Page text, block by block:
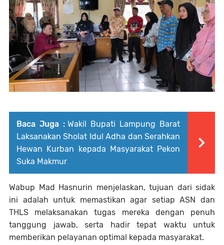
Baca Juga : Wakil Bupati Lampung Barat
Laksanakan Sholat Idul Adha dan Serahkan
Hewan Kurban kepada Masyarakat Pekon
Suka Makmur
Wabup Mad Hasnurin menjelaskan, tujuan dari sidak
ini adalah untuk memastikan agar setiap ASN dan
THLS melaksanakan tugas mereka dengan penuh
tanggung jawab, serta hadir tepat waktu untuk
memberikan pelayanan optimal kepada masyarakat.